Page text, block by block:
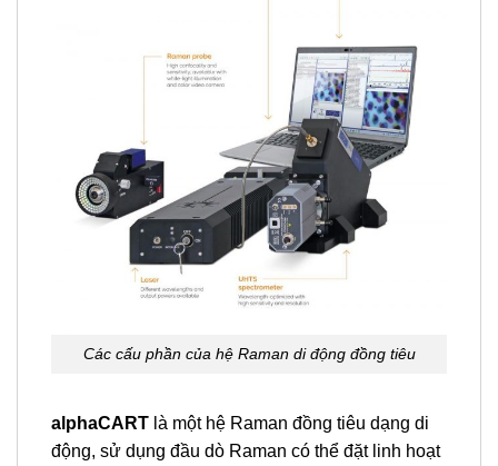
Các cấu phần của hệ Raman di động đồng tiêu
alphaCART là một hệ Raman đồng tiêu dạng di
động, sử dụng đầu dò Raman có thể đặt linh hoạt